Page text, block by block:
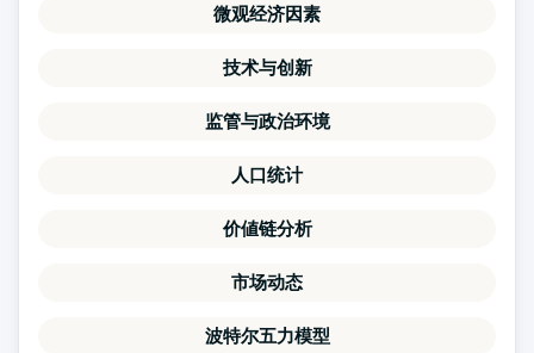
微观经济因素
技术与创新
监管与政治环境
人口统计
价値链分析
市场动态
波特尔五力模型